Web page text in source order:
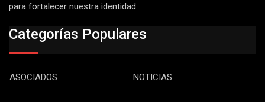
para fortalecer nuestra identidad
Categorías Populares
ASOCIADOS NOTICIAS